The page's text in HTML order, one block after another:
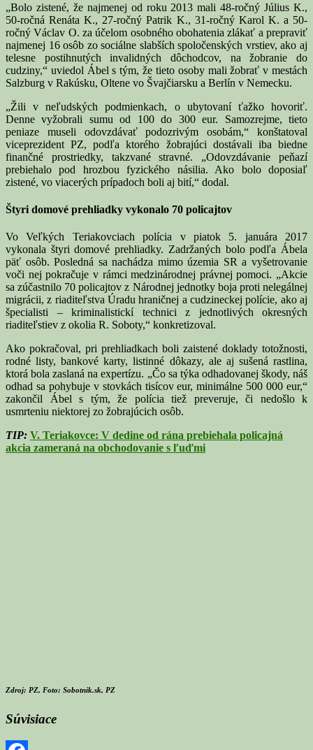
„Bolo zistené, že najmenej od roku 2013 mali 48-ročný Július K.,
50-ročná Renáta K., 27-ročný Patrik K., 31-ročný Karol K. a 50-
ročný Václav O. za účelom osobného obohatenia zlákať a prepraviť
najmenej 16 osôb zo sociálne slabších spoločenských vrstiev, ako aj
telesne postihnutých invalidných dôchodcov, na žobranie do
cudziny,“ uviedol Ábel s tým, že tieto osoby mali žobrať v mestách
Salzburg v Rakúsku, Oltene vo Švajčiarsku a Berlín v Nemecku.
„Žili v neľudských podmienkach, o ubytovaní ťažko hovoriť.
Denne vyžobrali sumu od 100 do 300 eur. Samozrejme, tieto
peniaze museli odovzdávať podozrivým osobám,“ konštatoval
viceprezident PZ, podľa ktorého žobrajúci dostávali iba biedne
finančné prostriedky, takzvané stravné. „Odovzdávanie peňazí
prebiehalo pod hrozbou fyzického násilia. Ako bolo doposiaľ
zistené, vo viacerých prípadoch boli aj bití,“ dodal.
Štyri domové prehliadky vykonalo 70 policajtov
Vo Veľkých Teriakovciach polícia v piatok 5. januára 2017
vykonala štyri domové prehliadky. Zadržaných bolo podľa Ábela
päť osôb. Posledná sa nachádza mimo územia SR a vyšetrovanie
voči nej pokračuje v rámci medzinárodnej právnej pomoci. „Akcie
sa zúčastnilo 70 policajtov z Národnej jednotky boja proti nelegálnej
migrácii, z riaditeľstva Úradu hraničnej a cudzineckej polície, ako aj
špecialisti – kriminalistickí technici z jednotlivých okresných
riaditeľstiev z okolia R. Soboty,“ konkretizoval.
Ako pokračoval, pri prehliadkach boli zaistené doklady totožnosti,
rodné listy, bankové karty, listinné dôkazy, ale aj sušená rastlina,
ktorá bola zaslaná na expertízu. „Čo sa týka odhadovanej škody, náš
odhad sa pohybuje v stovkách tisícov eur, minimálne 500 000 eur,“
zakončil Ábel s tým, že polícia tiež preveruje, či nedošlo k
usmrteniu niektorej zo žobrajúcich osôb.
TIP: V. Teriakovce: V dedine od rána prebiehala policajná
akcia zameraná na obchodovanie s ľuďmi
Zdroj: PZ, Foto: Sobotnik.sk, PZ
Súvisiace